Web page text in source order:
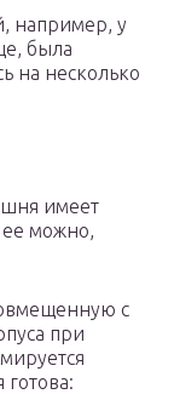
например, у
была
на несколько
имеет
можно,
с
при